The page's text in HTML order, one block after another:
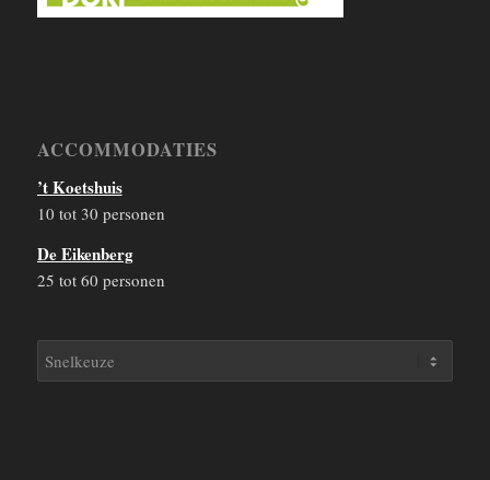
ACCOMMODATIES
’t Koetshuis
10 tot 30 personen
De Eikenberg
25 tot 60 personen